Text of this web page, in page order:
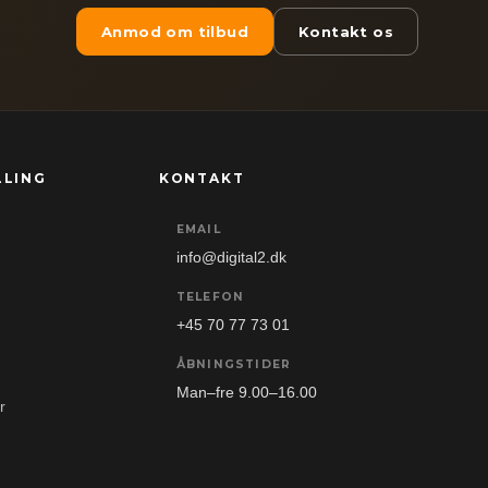
Anmod om tilbud Kontakt os
KONTAKT
EMAIL
info@digital2.dk
TELEFON
+45 70 77 73 01
ÅBNINGSTIDER
Man–fre 9.00–16.00